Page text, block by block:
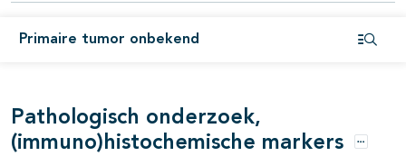
Primaire tumor onbekend
Pathologisch onderzoek,
(immuno)histochemische markers
Opties